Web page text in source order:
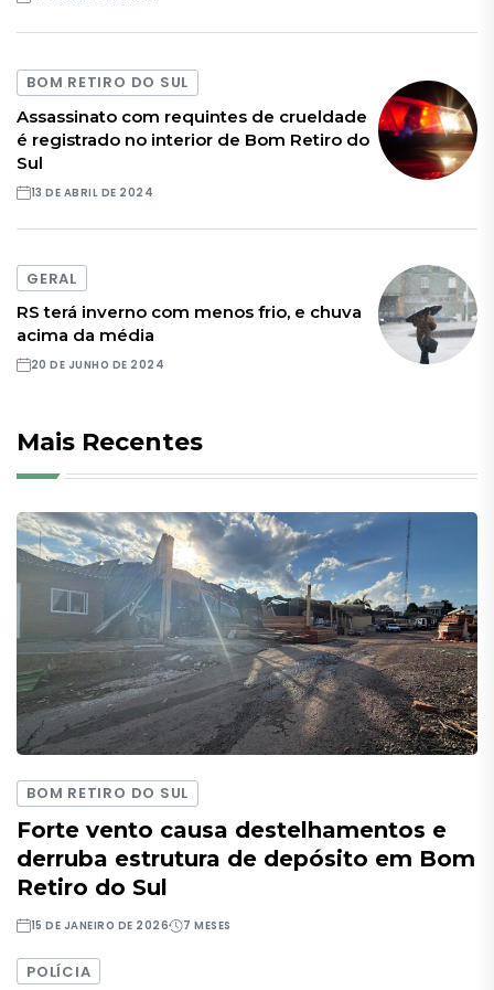
BOM RETIRO DO SUL
Assassinato com requintes de crueldade
é registrado no interior de Bom Retiro do
Sul
13 DE ABRIL DE 2024
GERAL
RS terá inverno com menos frio, e chuva
acima da média
20 DE JUNHO DE 2024
Mais Recentes
BOM RETIRO DO SUL
Forte vento causa destelhamentos e
derruba estrutura de depósito em Bom
Retiro do Sul
15 DE JANEIRO DE 2026 7 MESES
POLÍCIA